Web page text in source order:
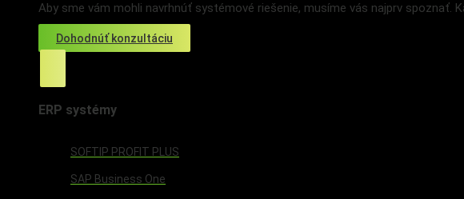
Aby sme vám mohli navrhnúť systémové riešenie, musíme vás najprv spoznať.
Dohodnúť konzultáciu
ERP systémy
SOFTIP PROFIT PLUS
SAP Business One